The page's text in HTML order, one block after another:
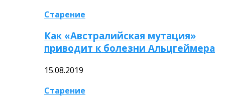
Старение
Как «Австралийская мутация»
приводит к болезни Альцгеймера
15.08.2019
Старение